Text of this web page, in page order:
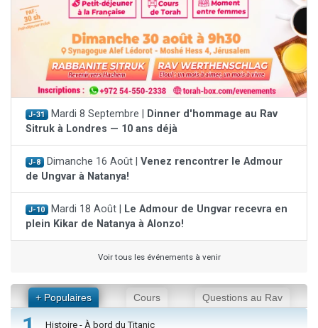
J-31 Mardi 8 Septembre |
Dinner d'hommage au Rav
Sitruk à Londres — 10 ans déjà
J-8 Dimanche 16 Août | Venez rencontrer le Admour
de Ungvar à Natanya!
J-10 Mardi 18 Août |
Le Admour de Ungvar recevra en
plein Kikar de Natanya à Alonzo!
Voir tous les événements à venir
+ Populaires Cours Questions au Rav
Histoire - À bord du Titanic